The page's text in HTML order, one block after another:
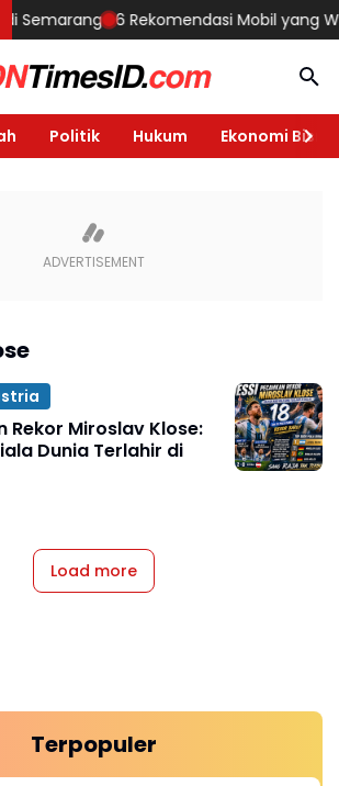
Semarang 6 Rekomendasi Mobil yang
Politik Hukum Ekonomi Bisnis
Rekor Miroslav Klose:
Dunia Terlahir di
Load more
Terpopuler